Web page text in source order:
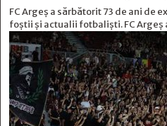
FC Argeș a sărbătorit 73 de ani de
foștii și actualii fotbaliști. FC